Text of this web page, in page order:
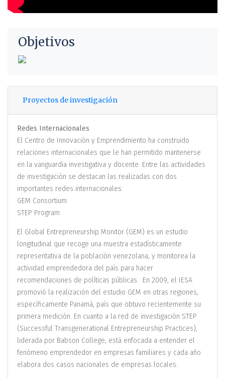
Objetivos
Proyectos de investigación
Redes Internacionales
El Centro de Innovación y Emprendimiento ha construido
relaciones internacionales que le han permitido mantenerse
en la vanguardia investigativa y docente. Entre las actividades
de investigación se destacan las realizadas con dos
importantes redes internacionales:
GEM Consortium
STEP Program
El Global Entrepreneurship Monitor (GEM) es un estudio
longitudinal que recoge una muestra estadísticamente
representativa de la población venezolana, y monitorea la
actividad emprendedora del país para hacer
recomendaciones de políticas públicas. En 2009, el IESA
promovió la realización del estudio GEM en otras regiones,
específicamente Panamá, país que obtuvo recientemente su
primera medición. En cuanto a la red de investigación STEP
(Successful Transgenerational Entrepreneurship Practices),
liderada por Babson College, está enfocada a entender el
fenómeno emprendedor en empresas familiares y cada año
elabora dos casos nacionales de empresas locales.